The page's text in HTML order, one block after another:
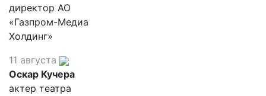
директор АО
«Газпром-Медиа
Холдинг»
11 августа
Оскар Кучера
актер театра